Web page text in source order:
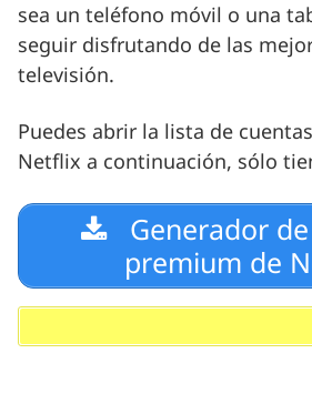
sea un teléfono móvil o una
seguir disfrutando de las
televisión.
Puedes abrir la lista de
Netflix a continuación, sólo
Generador
premium de